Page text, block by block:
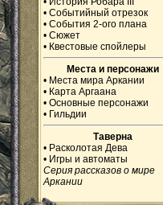
• Событийный отрезок
• События 2-ого плана
• Сюжет
• Квестовые спойлеры
Места и персонажи
• Места мира Аркании
• Карта Аргаана
• Основные персонажи
• Гильдии
Таверна
• Расколотая Дева
• Игры и автоматы
Серия рассказов о мире
Аркании